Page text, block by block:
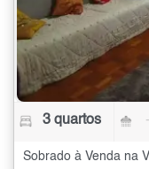
3 quartos
Sobrado à Venda na